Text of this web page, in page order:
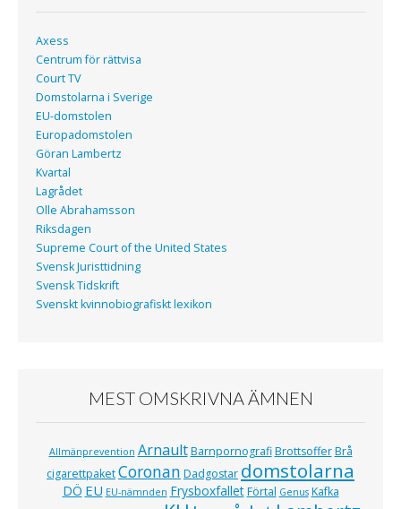
Axess
Centrum för rättvisa
Court TV
Domstolarna i Sverige
EU-domstolen
Europadomstolen
Göran Lambertz
Kvartal
Lagrådet
Olle Abrahamsson
Riksdagen
Supreme Court of the United States
Svensk Juristtidning
Svensk Tidskrift
Svenskt kvinnobiografiskt lexikon
MEST OMSKRIVNA ÄMNEN
Allmänprevention Arnault Barnpornografi Brottsoffer Brå
cigarettpaketCoronan Dadgostar domstolarna
DÖ EU EU-nämnden Frysboxfallet Förtal Genus Kafka